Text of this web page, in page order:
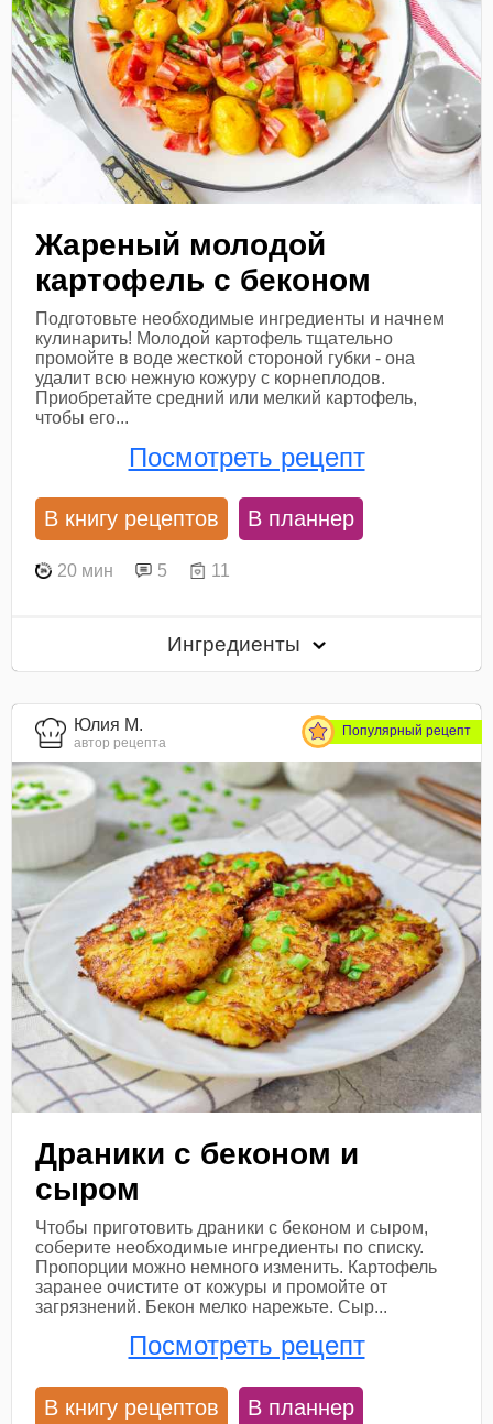
Жареный молодой
картофель с беконом
Подготовьте необходимые ингредиенты и начнем
кулинарить! Молодой картофель тщательно
промойте в воде жесткой стороной губки - она
удалит всю нежную кожуру с корнеплодов.
Приобретайте средний или мелкий картофель,
чтобы его...
Посмотреть рецепт
В книгу рецептов В планнер
20 мин 5 11
Ингредиенты
Юлия М.
автор рецепта
Популярный рецепт
Драники с беконом и
сыром
Чтобы приготовить драники с беконом и сыром,
соберите необходимые ингредиенты по списку.
Пропорции можно немного изменить. Картофель
заранее очистите от кожуры и промойте от
загрязнений. Бекон мелко нарежьте. Сыр...
Посмотреть рецепт
В книгу рецептов В планнер